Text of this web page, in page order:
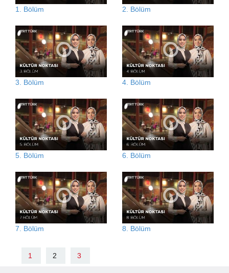
1. Bölüm 2. Bölüm
3. Bölüm 4. Bölüm
5. Bölüm 6. Bölüm
7. Bölüm 8. Bölüm
1 2 3